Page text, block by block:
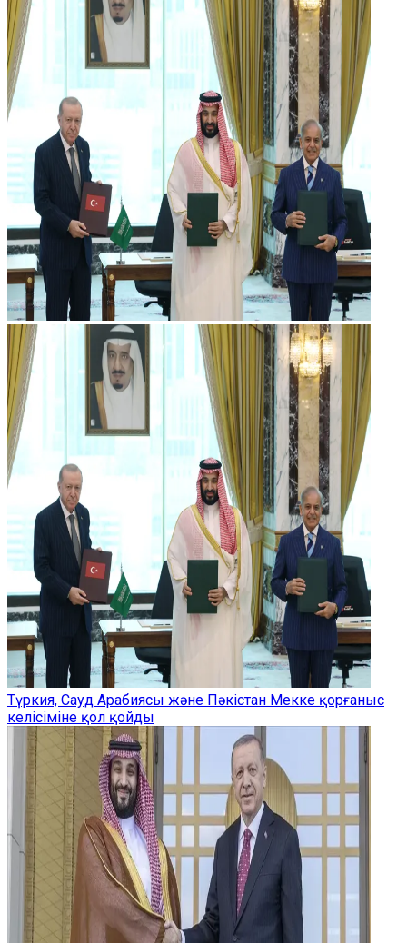
Түркия, Сауд Арабиясы және Пәкістан Мекке қорғаныс
келісіміне қол қойды